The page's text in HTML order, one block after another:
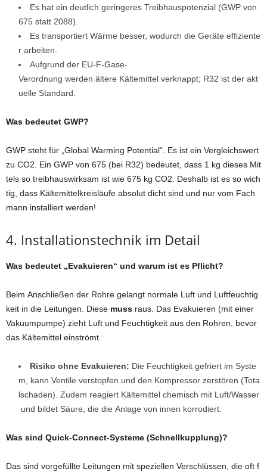
Es hat ein deutlich geringeres Treibhauspotenzial (GWP von
675 statt 2088).
Es transportiert Wärme besser, wodurch die Geräte effiziente
r arbeiten.
Aufgrund der EU-F-Gase-
Verordnung werden ältere Kältemittel verknappt; R32 ist der akt
uelle Standard.
Was bedeutet GWP?
GWP steht für „Global Warming Potential“. Es ist ein Vergleichswert
zu CO2. Ein GWP von 675 (bei R32) bedeutet, dass 1 kg dieses Mit
tels so treibhauswirksam ist wie 675 kg CO2. Deshalb ist es so wich
tig, dass Kältemittelkreisläufe absolut dicht sind und nur vom Fach
mann installiert werden!
4. Installationstechnik im Detail
Was bedeutet „Evakuieren“ und warum ist es Pflicht?
Beim Anschließen der Rohre gelangt normale Luft und Luftfeuchtig
keit in die Leitungen. Diese muss raus. Das Evakuieren (mit einer
Vakuumpumpe) zieht Luft und Feuchtigkeit aus den Rohren, bevor
das Kältemittel einströmt.
Risiko ohne Evakuieren: Die Feuchtigkeit gefriert im Syste
m, kann Ventile verstopfen und den Kompressor zerstören (Tota
lschaden). Zudem reagiert Kältemittel chemisch mit Luft/Wasser
und bildet Säure, die die Anlage von innen korrodiert.
Was sind Quick-Connect-Systeme (Schnellkupplung)?
Das sind vorgefüllte Leitungen mit speziellen Verschlüssen, die oft f